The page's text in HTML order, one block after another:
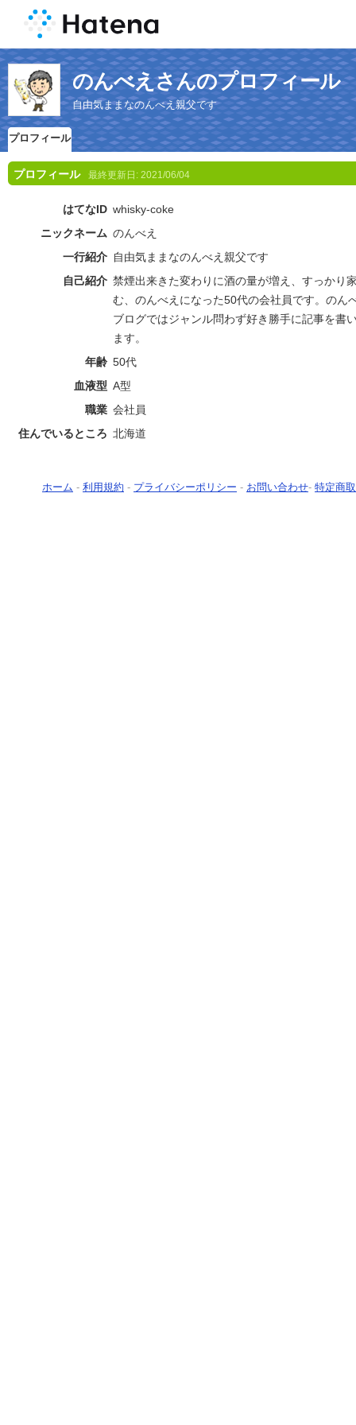
のんべえさんのプロフィール
自由気ままなのんべえ親父です
プロフィール
プロフィール 最終更新日: 2021/06/04
はてなID whisky-coke
ニックネーム のんべえ
一行紹介 自由気ままなのんべえ親父です
自己紹介 禁煙出来きた変わりに酒の量が増え、すっかり
む、のんべえになった50代の会社員です。のん
ブログではジャンル問わず好き勝手に記事を書
ます。
年齢 50代
血液型 A型
職業 会社員
住んでいるところ 北海道
ホーム - 利用規約 - プライバシーポリシー - お問い合わせ- 特定商